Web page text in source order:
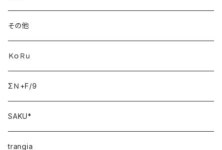
その他
ＫｏＲｕ
ΣＮ+F/9
SAKU*
trangia